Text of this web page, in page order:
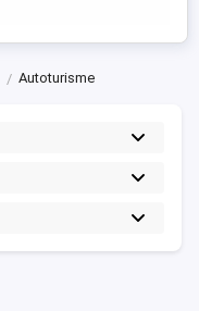
Autoturisme